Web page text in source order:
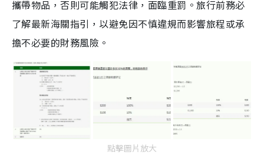
攜帶物品，否則可能觸犯法律，面臨重罰。旅行前務必
了解最新海關指引，以避免因不慎違規而影響旅程或承
擔不必要的財務風險。
點擊圖片放大